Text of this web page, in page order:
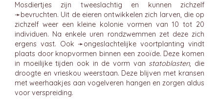
Mosdiertjes zijn tweeslachtig en kunnen zichzelf
➛bevruchten. Uit de eieren ontwikkelen zich larven, die op
zichzelf weer een kleine kolonie vormen van 10 tot 20
individuen. Na enkele uren rondzwemmen zet deze zich
ergens vast. Ook ➛ongeslachtelijke voortplanting vindt
plaats door knopvormen binnen een zooïde. Deze komen
in moeilijke tijden ook in de vorm van statoblasten, die
droogte en vrieskou weerstaan. Deze blijven met kransen
met weerhaakjes aan vogelveren hangen en zorgen aldus
voor verspreiding.